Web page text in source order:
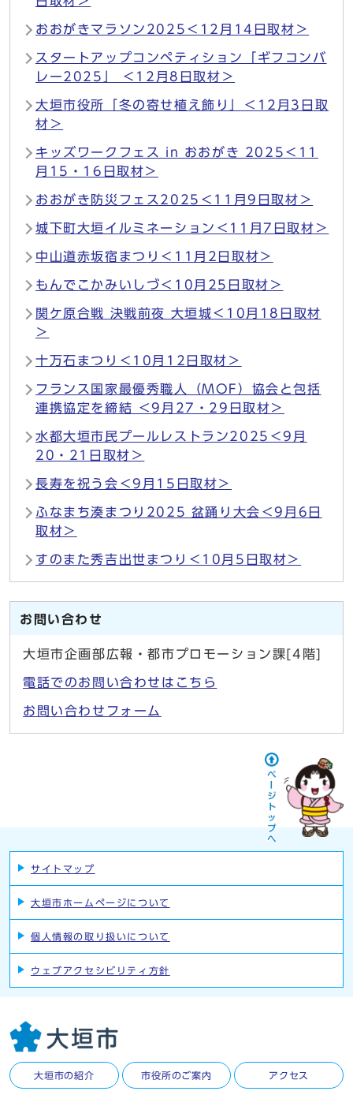
おおがきマラソン2025＜12月14日取材＞
スタートアップコンペティション「ギフコンバ
レー2025」 ＜12月8日取材＞
大垣市役所「冬の寄せ植え飾り」＜12月3日取
材＞
キッズワークフェス in おおがき 2025＜11
月15・16日取材＞
おおがき防災フェス2025＜11月9日取材＞
城下町大垣イルミネーション＜11月7日取材＞
中山道赤坂宿まつり＜11月2日取材＞
もんでこかみいしづ＜10月25日取材＞
関ケ原合戦 決戦前夜 大垣城＜10月18日取材
＞
十万石まつり＜10月12日取材＞
フランス国家最優秀職人（MOF）協会と包括
連携協定を締結 ＜9月27・29日取材＞
水都大垣市民プールレストラン2025＜9月
20・21日取材＞
長寿を祝う会＜9月15日取材＞
ふなまち湊まつり2025 盆踊り大会＜9月6日
取材＞
すのまた秀吉出世まつり＜10月5日取材＞
お問い合わせ
大垣市企画部広報・都市プロモーション課[4階]
電話でのお問い合わせはこちら
お問い合わせフォーム
サイトマップ
大垣市ホームページについて
個人情報の取り扱いについて
ウェブアクセシビリティ方針
大垣市の紹介 市役所のご案内 アクセス